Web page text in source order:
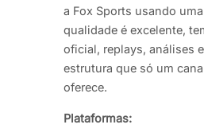
a Fox Sports usando uma
qualidade é excelente,
oficial, replays, análises
estrutura que só um
oferece.
Plataformas: